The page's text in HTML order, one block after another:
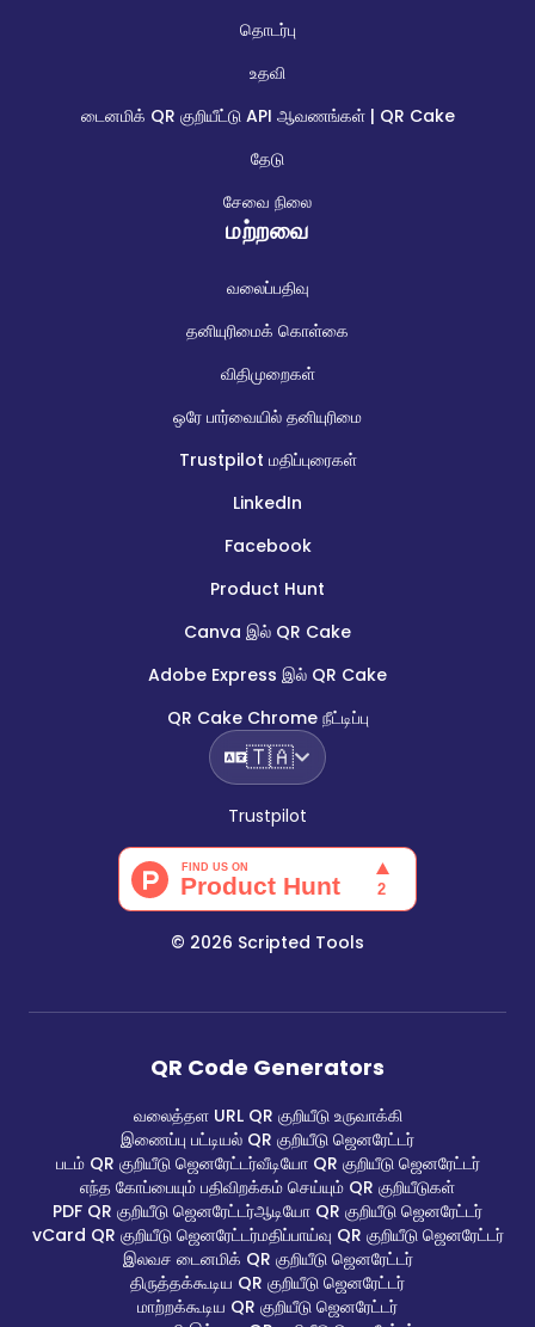
தொடர்பு
உதவி
டைனமிக் QR குறியீட்டு API ஆவணங்கள் | QR Cake
தேடு
சேவை நிலை
மற்றவை
வலைப்பதிவு
தனியுரிமைக் கொள்கை
விதிமுறைகள்
ஒரே பார்வையில் தனியுரிமை
Trustpilot மதிப்புரைகள்
LinkedIn
Facebook
Product Hunt
Canva இல் QR Cake
Adobe Express இல் QR Cake
QR Cake Chrome நீட்டிப்பு
🇹🇦
Trustpilot
© 2026 Scripted Tools
QR Code Generators
வலைத்தள URL QR குறியீடு உருவாக்கி
இணைப்பு பட்டியல் QR குறியீடு ஜெனரேட்டர்
படம் QR குறியீடு ஜெனரேட்டர்வீடியோ QR குறியீடு ஜெனரேட்டர்
எந்த கோப்பையும் பதிவிறக்கம் செய்யும் QR குறியீடுகள்
PDF QR குறியீடு ஜெனரேட்டர்ஆடியோ QR குறியீடு ஜெனரேட்டர்
vCard QR குறியீடு ஜெனரேட்டர்மதிப்பாய்வு QR குறியீடு ஜெனரேட்டர்
இலவச டைனமிக் QR குறியீடு ஜெனரேட்டர்
திருத்தக்கூடிய QR குறியீடு ஜெனரேட்டர்
மாற்றக்கூடிய QR குறியீடு ஜெனரேட்டர்